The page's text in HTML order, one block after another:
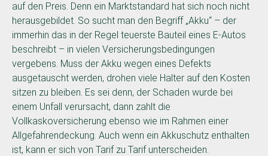
auf den Preis. Denn ein Marktstandard hat sich noch nicht
herausgebildet. So sucht man den Begriff „Akku“ – der
immerhin das in der Regel teuerste Bauteil eines E-Autos
beschreibt – in vielen Versicherungsbedingungen
vergebens. Muss der Akku wegen eines Defekts
ausgetauscht werden, drohen viele Halter auf den Kosten
sitzen zu bleiben. Es sei denn, der Schaden wurde bei
einem Unfall verursacht, dann zahlt die
Vollkaskoversicherung ebenso wie im Rahmen einer
Allgefahrendeckung. Auch wenn ein Akkuschutz enthalten
ist, kann er sich von Tarif zu Tarif unterscheiden.